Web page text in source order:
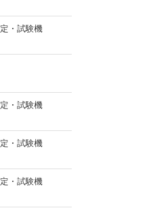
・試験機
・試験機
・試験機
・試験機